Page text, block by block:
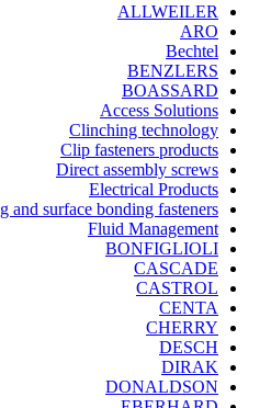
ALLWEILER
ARO
Bechtel
BENZLERS
BOASSARD
Access Solutions
Clinching technology
Clip fasteners products
Direct assembly screws
Electrical Products
and surface bonding fasteners
Fluid Management
BONFIGLIOLI
CASCADE
CASTROL
CENTA
CHERRY
DESCH
DIRAK
DONALDSON